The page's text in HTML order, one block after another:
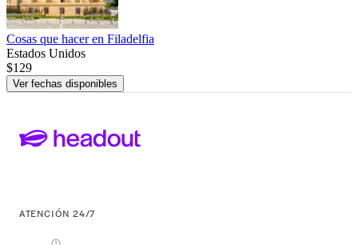
Cosas que hacer en Filadelfia
Estados Unidos
$129
Ver fechas disponibles
ATENCIÓN 24/7